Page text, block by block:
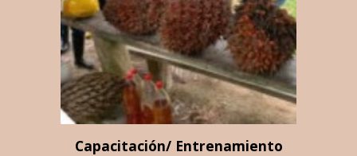
Capacitación/ Entrenamiento